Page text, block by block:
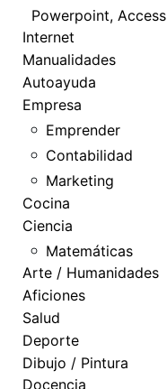
Powerpoint, Access
Internet
Manualidades
Autoayuda
Empresa
Emprender
Contabilidad
Marketing
Cocina
Ciencia
Matemáticas
Arte / Humanidades
Aficiones
Salud
Deporte
Dibujo / Pintura
Docencia